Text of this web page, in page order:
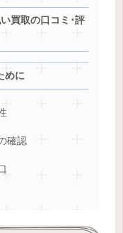
買取の口コミ･評
めに
確認